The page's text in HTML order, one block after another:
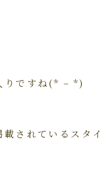
りですね(* – *)
載されているスタ